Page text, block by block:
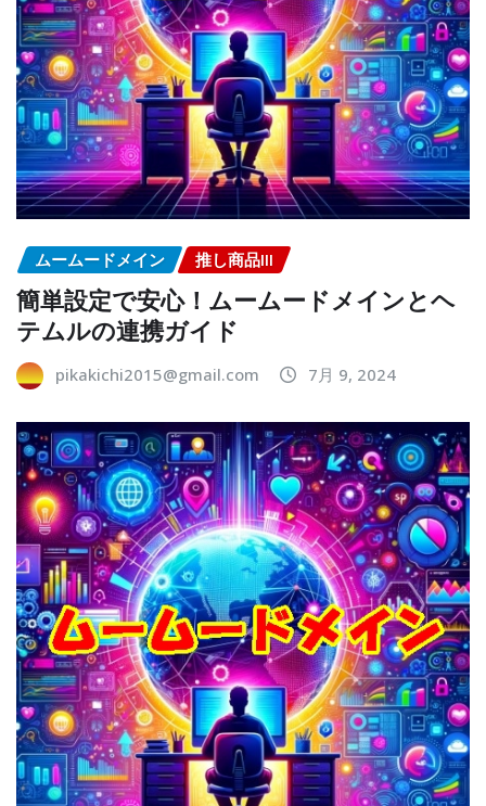
ムームードメイン 推し商品III
簡単設定で安心！ムームードメインとヘ
テムルの連携ガイド
pikakichi2015@gmail.com 7月 9, 2024